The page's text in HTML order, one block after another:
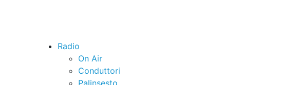
Radio
On Air
Conduttori
Palinsesto